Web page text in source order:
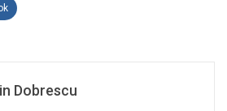
Dobrescu